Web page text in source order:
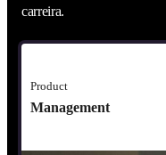
carreira.
Product
Management